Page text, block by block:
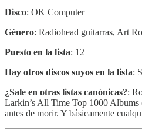
Disco: OK Computer
Género: Radiohead guitarras, Art
Puesto en la lista: 12
Hay otros discos suyos en la lista:
¿Sale en otras listas canónicas?:
Larkin’s All Time Top 1000 Albums
antes de morir. Y básicamente